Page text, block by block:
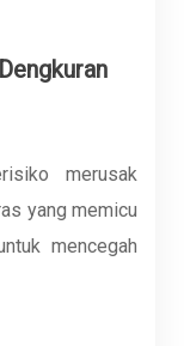
merusak
yang memicu
mencegah